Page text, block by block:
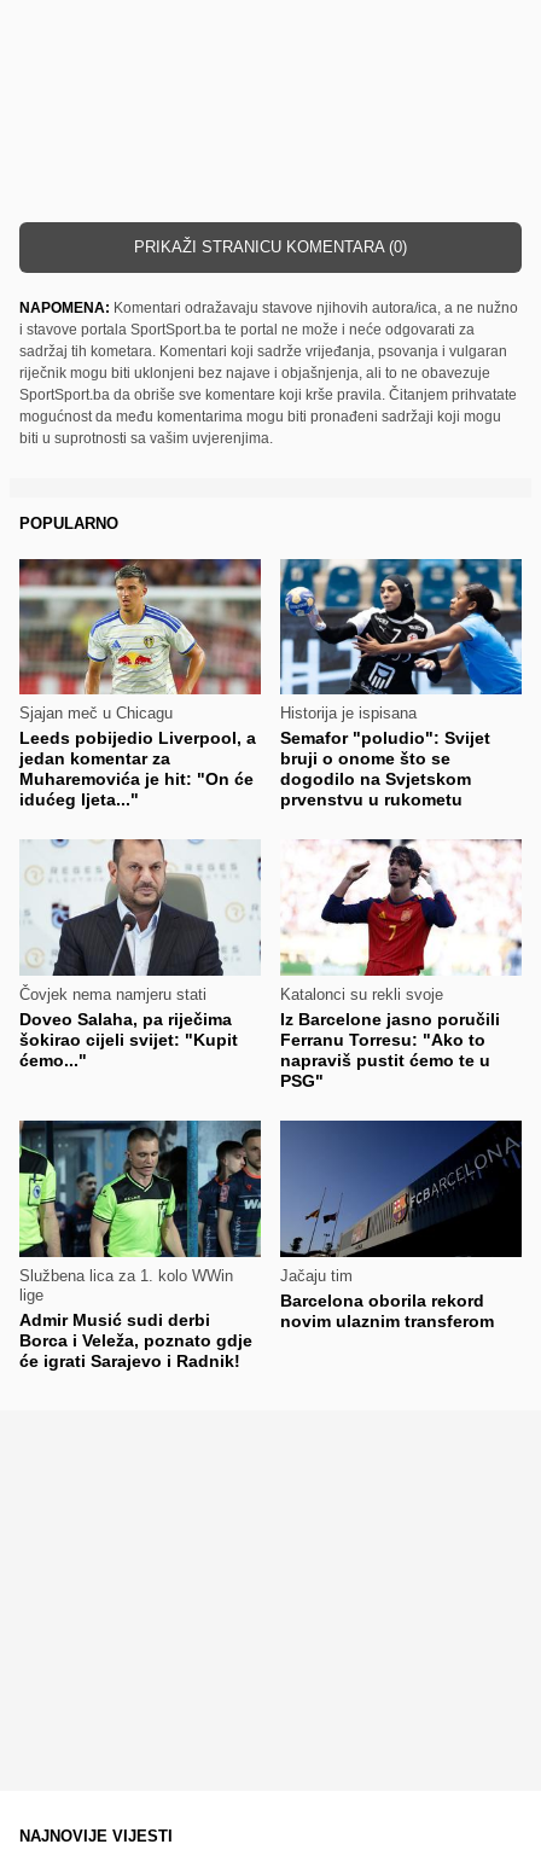
PRIKAŽI STRANICU KOMENTARA (0)
NAPOMENA: Komentari odražavaju stavove njihovih autora/ica, a ne nužno
i stavove portala SportSport.ba te portal ne može i neće odgovarati za
sadržaj tih kometara. Komentari koji sadrže vrijeđanja, psovanja i vulgaran
riječnik mogu biti uklonjeni bez najave i objašnjenja, ali to ne obavezuje
SportSport.ba da obriše sve komentare koji krše pravila. Čitanjem prihvatate
mogućnost da među komentarima mogu biti pronađeni sadržaji koji mogu
biti u suprotnosti sa vašim uvjerenjima.
POPULARNO
Sjajan meč u Chicagu
Leeds pobijedio Liverpool, a
jedan komentar za
Muharemovića je hit: "On će
idućeg ljeta..."
Historija je ispisana
Semafor "poludio": Svijet
bruji o onome što se
dogodilo na Svjetskom
prvenstvu u rukometu
Čovjek nema namjeru stati
Doveo Salaha, pa riječima
šokirao cijeli svijet: "Kupit
ćemo..."
Katalonci su rekli svoje
Iz Barcelone jasno poručili
Ferranu Torresu: "Ako to
napraviš pustit ćemo te u
PSG"
Službena lica za 1. kolo WWin
lige
Admir Musić sudi derbi
Borca i Veleža, poznato gdje
će igrati Sarajevo i Radnik!
Jačaju tim
Barcelona oborila rekord
novim ulaznim transferom
NAJNOVIJE VIJESTI